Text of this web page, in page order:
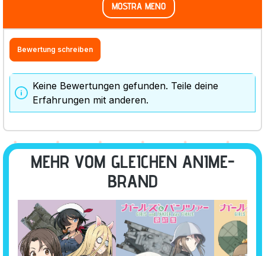
MOSTRA MENO
Bewertung schreiben
Keine Bewertungen gefunden. Teile deine
Erfahrungen mit anderen.
MEHR VOM GLEICHEN ANIME-
BRAND